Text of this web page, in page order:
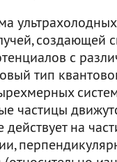
создающей
с
тип
частицы
действует на